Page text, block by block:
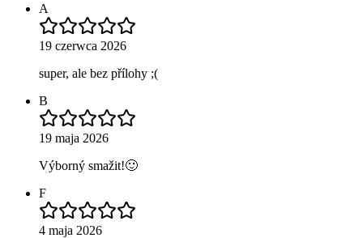
A
19 czerwca 2026
super, ale bez přílohy ;(
B
19 maja 2026
Výborný smažit!🙂
F
4 maja 2026